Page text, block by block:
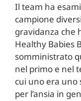
Il team ha
campione
gravidanza che
Healthy Babies
somministrato
nel primo e nel
cui uno era uno
per l’ansia in